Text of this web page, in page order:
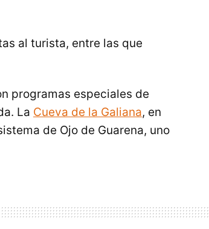
al turista, entre las que
programas especiales de
La Cueva de la Galiana, en
de Ojo de Guarena, uno